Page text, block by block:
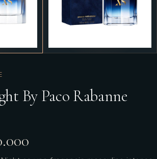
By Paco Rabanne